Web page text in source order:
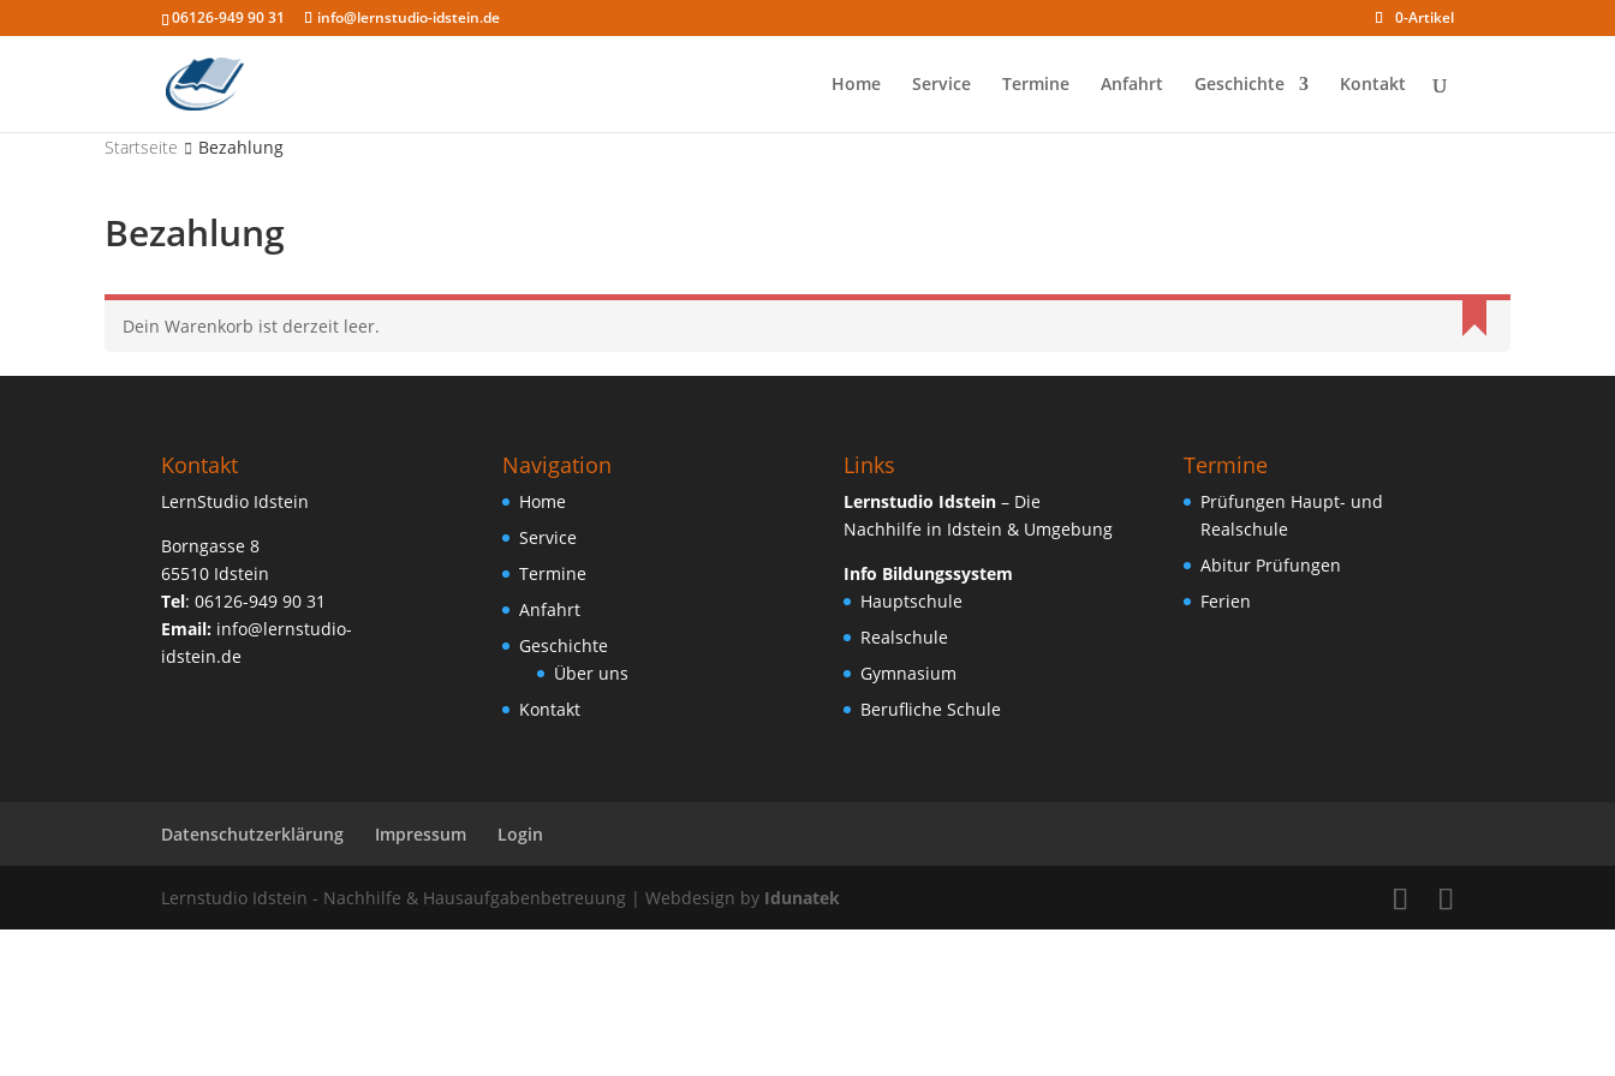
06126-949 90 31 info@lernstudio-idstein.de 0-Artikel
Home Service Termine Anfahrt Geschichte Kontakt
Startseite Bezahlung
Bezahlung
Dein Warenkorb ist derzeit leer.
Kontakt
LernStudio Idstein
Borngasse 8
65510 Idstein
Tel:06126-949 90 31
Email: info@lernstudio-
idstein.de
Navigation
Home
Service
Termine
Anfahrt
Geschichte
Über uns
Kontakt
Links
Lernstudio Idstein– Die
Nachhilfe in Idstein & Umgebung
Info Bildungssystem
Hauptschule
Realschule
Gymnasium
Berufliche Schule
Termine
Prüfungen Haupt- und
Realschule
Abitur Prüfungen
Ferien
Datenschutzerklärung Impressum Login
Lernstudio Idstein - Nachhilfe & Hausaufgabenbetreuung | Webdesign by Idunatek